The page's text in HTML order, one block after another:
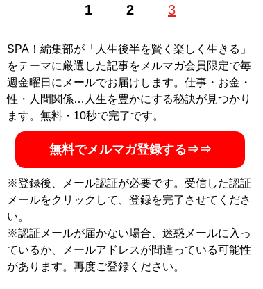
1 2 3
SPA！編集部が「人生後半を賢く楽しく生きる」
をテーマに厳選した記事をメルマガ会員限定で毎
週金曜日にメールでお届けします。仕事・お金・
性・人間関係…人生を豊かにする秘訣が見つかり
ます。無料・10秒で完了です。
無料でメルマガ登録する⇒⇒
※登録後、メール認証が必要です。受信した認証
メールをクリックして、登録を完了させてくださ
い。
※認証メールが届かない場合、迷惑メールに入っ
ているか、メールアドレスが間違っている可能性
があります。再度ご登録ください。